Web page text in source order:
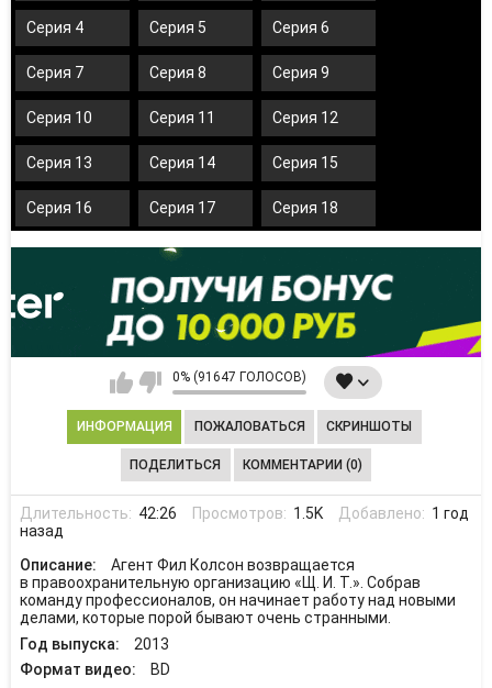
Серия 4 Серия 5 Серия 6
Серия 7 Серия 8 Серия 9
Серия 10 Серия 11 Серия 12
Серия 13 Серия 14 Серия 15
Серия 16 Серия 17 Серия 18
0% (91647 ГОЛОСОВ)
ИНФОРМАЦИЯ ПОЖАЛОВАТЬСЯ СКРИНШОТЫ
ПОДЕЛИТЬСЯ КОММЕНТАРИИ (0)
Длительность: 42:26 Просмотров: 1.5K Добавлено: 1 год
назад
Описание:
Агент Фил Колсон возвращается
в правоохранительную организацию «Щ. И. Т.». Собрав
команду профессионалов, он начинает работу над новыми
делами, которые порой бывают очень странными.
Год выпуска:
2013
Формат видео:
BD